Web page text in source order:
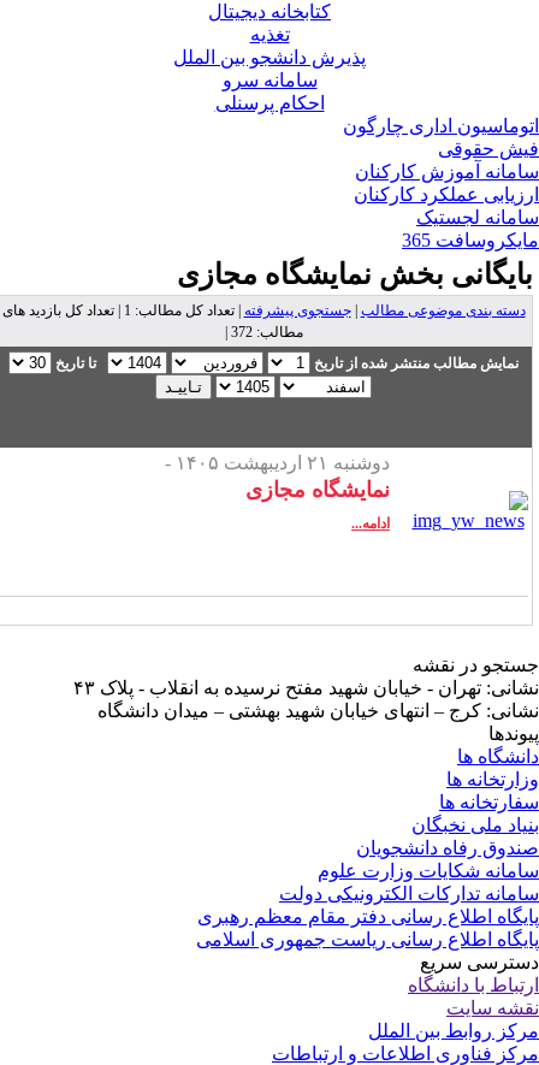
کتابخانه دیجیتال
تغذیه
پذیرش دانشجو بین الملل
سامانه سرو
احکام پرسنلی
اداری چارگون
حقوقی
آموزش کارکنان
عملکرد کارکنان
لجستیک
365
بخشنمایشگاه مجازی
دسته بندی موضوعی مطالب|جستجوی پیشرفته
| تعداد کل مطالب: 1 | تعداد کل بازدید های
مطالب: 372 |
نمایش مطالب منتشر شده از تاریخ
تا تاریخ
دوشنبه ۲۱ اردیبهشت ۱۴۰۵ -
نمایشگاه مجازی
ادامه...
در نقشه
تهران - خیابان شهید مفتح نرسیده به انقلاب - پلاک ۴۳
کرج – انتهای خیابان شهید بهشتی – میدان دانشگاه
ها
ها
ها
ملی نخبگان
رفاه دانشجویان
شکایات وزارت علوم
تدارکات الکترونیکی دولت
اطلاع رسانی دفتر مقام معظم رهبری
اطلاع رسانی ریاست جمهوری اسلامی
سریع
با دانشگاه
سایت
روابط بین الملل
فناوری اطلاعات و ارتباطات